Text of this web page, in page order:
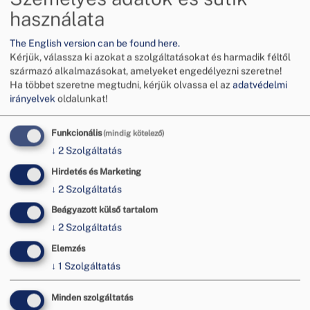
További hírek
Tájékoztatás a hőségriadó miatti
használata
The English version can be found here.
Kérjük, válassza ki azokat a szolgáltatásokat és harmadik féltől
származó alkalmazásokat, amelyeket engedélyezni szeretne!
Ha többet szeretne megtudni, kérjük olvassa el az adatvédelmi
irányelvekoldalunkat!
Funkcionális(mindig kötelező)
↓ 2 Szolgáltatás
Hirdetés és Marketing
↓ 2 Szolgáltatás
Beágyazott külső tartalom
↓ 2 Szolgáltatás
Elemzés
↓ 1 Szolgáltatás
Minden szolgáltatás